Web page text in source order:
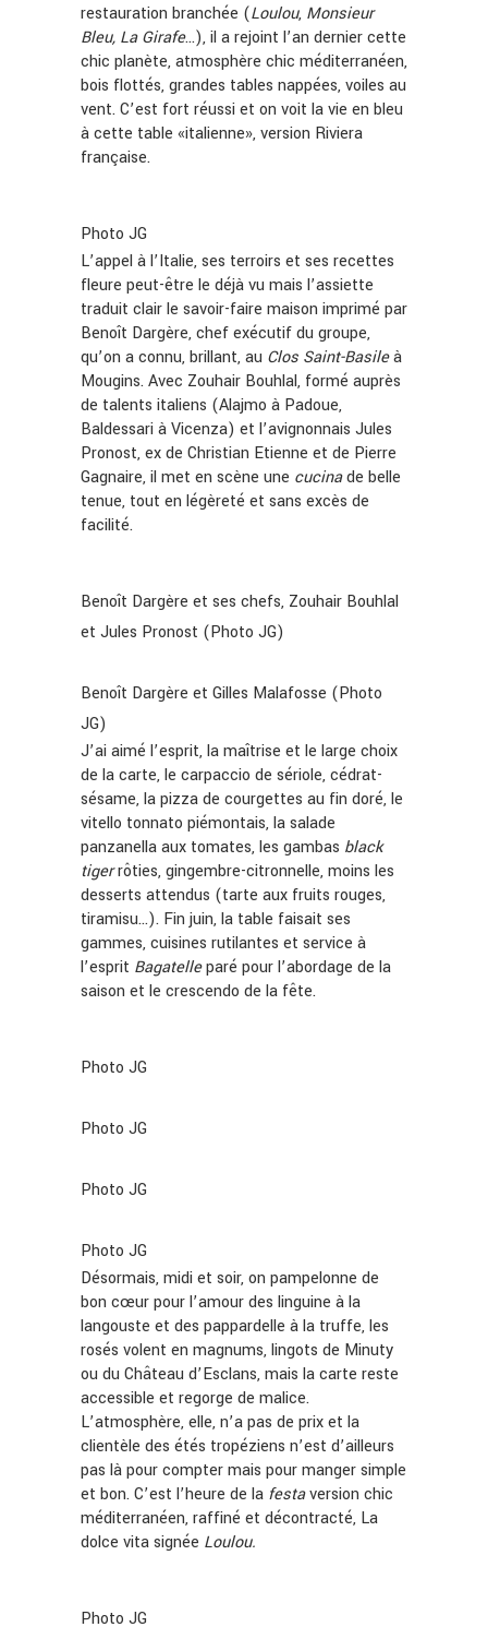
restauration branchée (Loulou, Monsieur
Bleu, La Girafe…), il a rejoint l’an dernier cette
chic planète, atmosphère chic méditerranéen,
bois flottés, grandes tables nappées, voiles au
vent. C’est fort réussi et on voit la vie en bleu
à cette table «italienne», version Riviera
française.
Photo JG
L’appel à l’Italie, ses terroirs et ses recettes
fleure peut-être le déjà vu mais l’assiette
traduit clair le savoir-faire maison imprimé par
Benoît Dargère, chef exécutif du groupe,
qu’on a connu, brillant, au Clos Saint-Basileà
Mougins. Avec Zouhair Bouhlal, formé auprès
de talents italiens (Alajmo à Padoue,
Baldessari à Vicenza) et l’avignonnais Jules
Pronost, ex de Christian Etienne et de Pierre
Gagnaire, il met en scène une cucinade belle
tenue, tout en légèreté et sans excès de
facilité.
Benoît Dargère et ses chefs, Zouhair Bouhlal
et Jules Pronost (Photo JG)
Benoît Dargère et Gilles Malafosse (Photo
JG)
J’ai aimé l’esprit, la maîtrise et le large choix
de la carte, le carpaccio de sériole, cédrat-
sésame, la pizza de courgettes au fin doré, le
vitello tonnato piémontais, la salade
panzanella aux tomates, les gambas black
tigerrôties, gingembre-citronnelle, moins les
desserts attendus (tarte aux fruits rouges,
tiramisu…). Fin juin, la table faisait ses
gammes, cuisines rutilantes et service à
l’esprit Bagatelleparé pour l’abordage de la
saison et le crescendo de la fête.
Photo JG
Photo JG
Photo JG
Photo JG
Désormais, midi et soir, on pampelonne de
bon cœur pour l’amour des linguine à la
langouste et des pappardelle à la truffe, les
rosés volent en magnums, lingots de Minuty
ou du Château d’Esclans, mais la carte reste
accessible et regorge de malice.
L’atmosphère, elle, n’a pas de prix et la
clientèle des étés tropéziens n’est d’ailleurs
pas là pour compter mais pour manger simple
et bon. C’est l’heure de la festaversion chic
méditerranéen, raffiné et décontracté, La
dolce vita signée Loulou.
Photo JG